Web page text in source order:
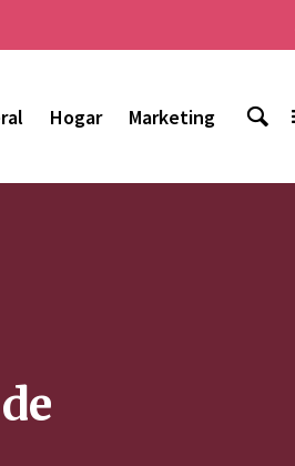
Hogar Marketing